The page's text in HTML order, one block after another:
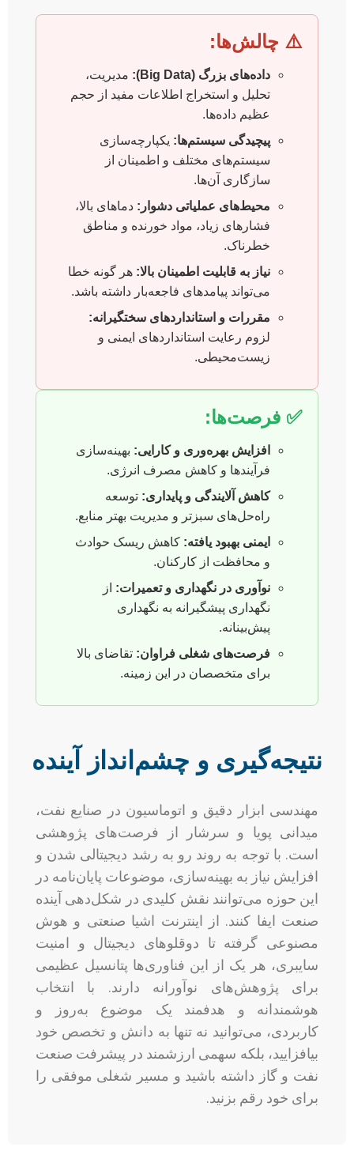
⚠️ چالش‌ها:
داده‌های بزرگ (Big Data):
مدیریت،
تحلیل و استخراج اطلاعات مفید از حجم
عظیم داده‌ها.
پیچیدگی سیستم‌ها: یکپارچه‌سازی
سیستم‌های مختلف و اطمینان از
سازگاری آن‌ها.
محیط‌های عملیاتی دشوار: دماهای بالا،
فشارهای زیاد، مواد خورنده و مناطق
خطرناک.
نیاز به قابلیت اطمینان بالا: هر گونه خطا
می‌تواند پیامدهای فاجعه‌بار داشته باشد.
مقررات و استانداردهای سختگیرانه:
لزوم رعایت استانداردهای ایمنی و
زیست‌محیطی.
✅ فرصت‌ها:
افزایش بهره‌وری و کارایی: بهینه‌سازی
فرآیندها و کاهش مصرف انرژی.
کاهش آلایندگی و پایداری: توسعه
راه‌حل‌های سبزتر و مدیریت بهتر منابع.
ایمنی بهبود یافته: کاهش ریسک حوادث
و محافظت از کارکنان.
نوآوری در نگهداری و تعمیرات: از
نگهداری پیشگیرانه به نگهداری
پیش‌بینانه.
فرصت‌های شغلی فراوان: تقاضای بالا
برای متخصصان در این زمینه.
نتیجه‌گیری و چشم‌انداز آینده
مهندسی ابزار دقیق و اتوماسیون در صنایع نفت،
میدانی پویا و سرشار از فرصت‌های پژوهشی
است. با توجه به روند رو به رشد دیجیتالی شدن و
افزایش نیاز به بهینه‌سازی، موضوعات پایان‌نامه در
این حوزه می‌توانند نقش کلیدی در شکل‌دهی آینده
صنعت ایفا کنند. از اینترنت اشیا صنعتی و هوش
مصنوعی گرفته تا دوقلوهای دیجیتال و امنیت
سایبری، هر یک از این فناوری‌ها پتانسیل عظیمی
برای پژوهش‌های نوآورانه دارند. با انتخاب
هوشمندانه و هدفمند یک موضوع به‌روز و
کاربردی، می‌توانید نه تنها به دانش و تخصص خود
بیافزایید، بلکه سهمی ارزشمند در پیشرفت صنعت
نفت و گاز داشته باشید و مسیر شغلی موفقی را
برای خود رقم بزنید.